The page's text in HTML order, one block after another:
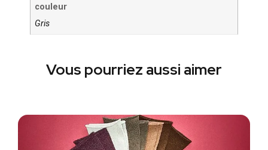
couleur
Gris
Vous pourriez aussi aimer